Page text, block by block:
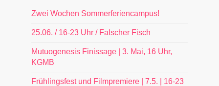
Zwei Wochen Sommerferiencampus!
25.06. / 16-23 Uhr / Falscher Fisch
Mutuogenesis Finissage | 3. Mai, 16 Uhr,
KGMB
Frühlingsfest und Filmpremiere | 7.5. | 16-23